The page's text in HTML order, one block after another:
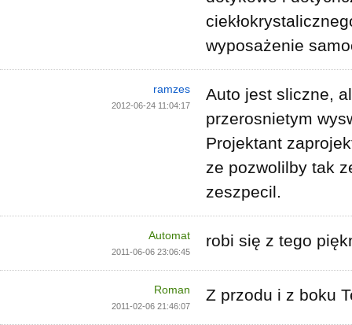
wyposażenie
ramzes
2012-06-24 11:04:17
Auto jest sliczne,
przerosnietym
Projektant
ze pozwolilby tak
zeszpecil.
Automat
2011-06-06 23:06:45
robi się z tego
Roman
2011-02-06 21:46:07
Z przodu i z boku